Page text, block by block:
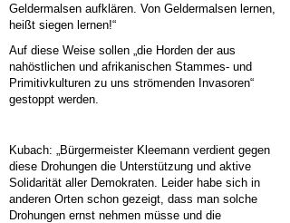
Geldermalsen aufklären. Von Geldermalsen lernen,
heißt siegen lernen!“
Auf diese Weise sollen „die Horden der aus
nahöstlichen und afrikanischen Stammes- und
Primitivkulturen zu uns strömenden Invasoren“
gestoppt werden.
Kubach: „Bürgermeister Kleemann verdient gegen
diese Drohungen die Unterstützung und aktive
Solidarität aller Demokraten. Leider habe sich in
anderen Orten schon gezeigt, dass man solche
Drohungen ernst nehmen müsse und die